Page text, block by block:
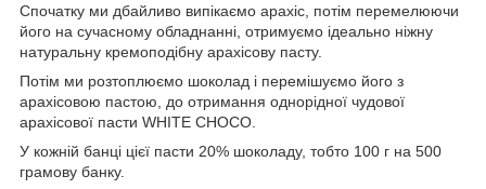
Спочатку ми дбайливо випікаємо арахіс, потім перемелюючи
його на сучасному обладнанні, отримуємо ідеально ніжну
натуральну кремоподібну арахісову пасту.
Потім ми розтоплюємо шоколад і перемішуємо його з
арахісовою пастою, до отримання однорідної чудової
арахісової пасти WHITE CHOCO.
У кожній банці цієї пасти 20% шоколаду, тобто 100 г на 500
грамову банку.